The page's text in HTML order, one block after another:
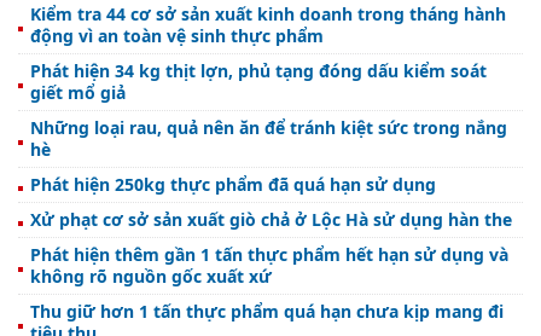
Kiểm tra 44 cơ sở sản xuất kinh doanh trong tháng hành
động vì an toàn vệ sinh thực phẩm
Phát hiện 34 kg thịt lợn, phủ tạng đóng dấu kiểm soát
giết mổ giả
Những loại rau, quả nên ăn để tránh kiệt sức trong nắng
hè
Phát hiện 250kg thực phẩm đã quá hạn sử dụng
Xử phạt cơ sở sản xuất giò chả ở Lộc Hà sử dụng hàn the
Phát hiện thêm gần 1 tấn thực phẩm hết hạn sử dụng và
không rõ nguồn gốc xuất xứ
Thu giữ hơn 1 tấn thực phẩm quá hạn chưa kịp mang đi